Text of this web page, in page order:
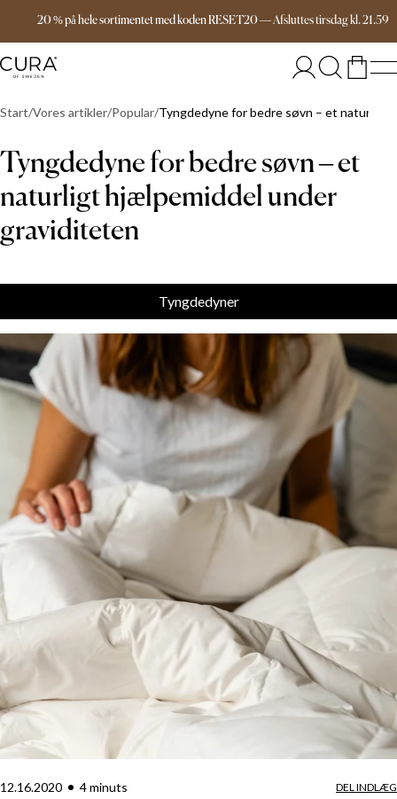
20 % på hele sortimentet med koden RESET20—Afsluttestirsdagkl.21.59
Gratis forsendelse over 1099 DKK
Start Vores artikler Popular Tyngdedyne for bedre søvn – et naturligt
Tyngdedyne for bedre søvn – et
naturligt hjælpemiddel under
graviditeten
Tyngdedyner
12.16.2020 4minuts DEL INDLÆG